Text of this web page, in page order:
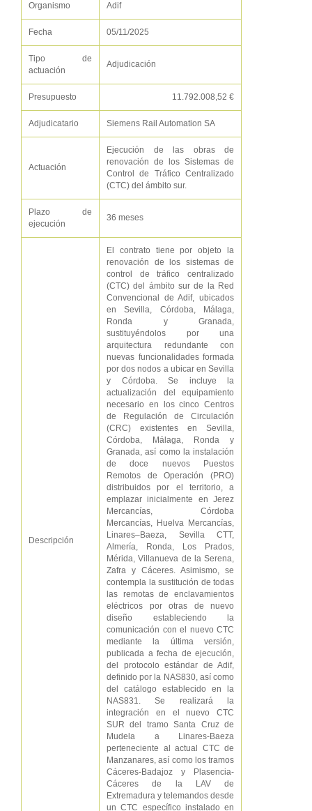
Organismo Adif
Fecha 05/11/2025
Tipo de
actuación
Adjudicación
Presupuesto 11.792.008,52 €
Adjudicatario Siemens Rail Automation SA
Actuación
Ejecución de las obras de
renovación de los Sistemas de
Control de Tráfico Centralizado
(CTC) del ámbito sur.
Plazo de
ejecución
36 meses
Descripción
El contrato tiene por objeto la
renovación de los sistemas de
control de tráfico centralizado
(CTC) del ámbito sur de la Red
Convencional de Adif, ubicados
en Sevilla, Córdoba, Málaga,
Ronda y Granada,
sustituyéndolos por una
arquitectura redundante con
nuevas funcionalidades formada
por dos nodos a ubicar en Sevilla
y Córdoba. Se incluye la
actualización del equipamiento
necesario en los cinco Centros
de Regulación de Circulación
(CRC) existentes en Sevilla,
Córdoba, Málaga, Ronda y
Granada, así como la instalación
de doce nuevos Puestos
Remotos de Operación (PRO)
distribuidos por el territorio, a
emplazar inicialmente en Jerez
Mercancías, Córdoba
Mercancías, Huelva Mercancías,
Linares–Baeza, Sevilla CTT,
Almería, Ronda, Los Prados,
Mérida, Villanueva de la Serena,
Zafra y Cáceres. Asimismo, se
contempla la sustitución de todas
las remotas de enclavamientos
eléctricos por otras de nuevo
diseño estableciendo la
comunicación con el nuevo CTC
mediante la última versión,
publicada a fecha de ejecución,
del protocolo estándar de Adif,
definido por la NAS830, así como
del catálogo establecido en la
NAS831. Se realizará la
integración en el nuevo CTC
SUR del tramo Santa Cruz de
Mudela a Linares-Baeza
perteneciente al actual CTC de
Manzanares, así como los tramos
Cáceres-Badajoz y Plasencia-
Cáceres de la LAV de
Extremadura y telemandos desde
un CTC específico instalado en